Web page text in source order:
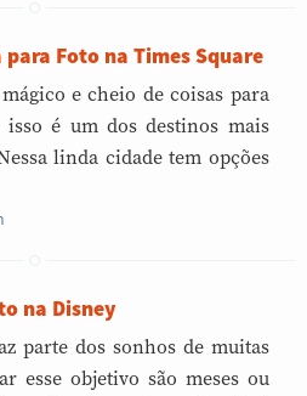
Foto na Times Square
e cheio de coisas para
é um dos destinos mais
linda cidade tem opções
na Disney
parte dos sonhos de muitas
esse objetivo são meses ou